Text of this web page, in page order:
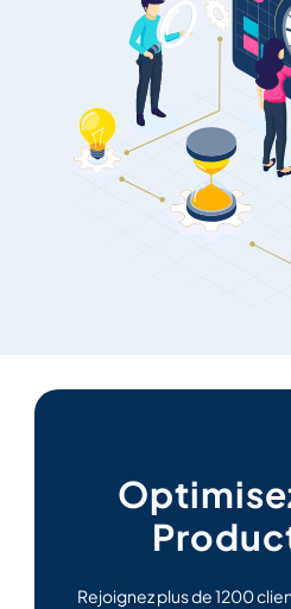
Rejoignez plus de 1200